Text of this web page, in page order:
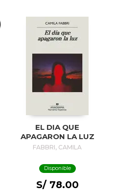
EL DIA QUE
APAGARON LA LUZ
FABBRI, CAMILA
Disponible
S/ 78.00